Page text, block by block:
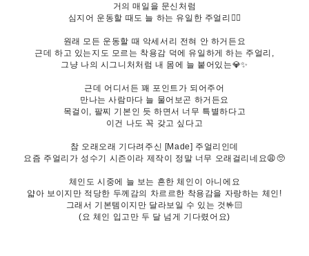
거의 매일을 문신처럼
심지어 운동할 때도 늘 하는 유일한 주얼리👌🏻
원래 모든 운동할 때 악세서리 전혀 안 하거든요
근데 하고 있는지도 모르는 착용감 덕에 유일하게 하는 주얼리,
그냥 나의 시그니처처럼 내 몸에 늘 붙어있는💎✨
근데 어디서든 꽤 포인트가 되어주어
만나는 사람마다 늘 물어보곤 하거든요
목걸이, 팔찌 기본인 듯 하면서 너무 특별하다고
이건 나도 꼭 갖고 싶다고
참 오래오래 기다려주신 [Made] 주얼리인데
요즘 주얼리가 성수기 시즌이라 제작이 정말 너무 오래걸리네요😩🥺
체인도 시중에 늘 보는 흔한 체인이 아니에요
얇아 보이지만 적당한 두께감의 차르르한 착용감을 자랑하는 체인!
그래서 기본템이지만 달라보일 수 있는 것🤟🏻
(요 체인 입고만 두 달 넘게 기다렸어요)